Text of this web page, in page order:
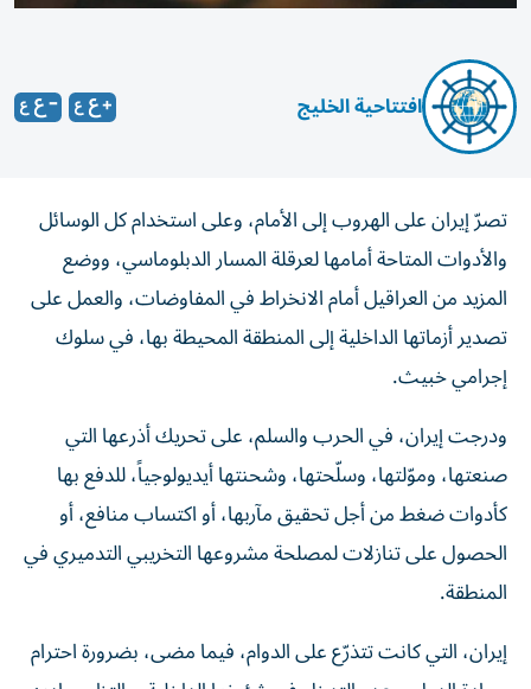
افتتاحية الخليج
تصرّ إيران على الهروب إلى الأمام، وعلى استخدام كل الوسائل
والأدوات المتاحة أمامها لعرقلة المسار الدبلوماسي، ووضع
المزيد من العراقيل أمام الانخراط في المفاوضات، والعمل على
تصدير أزماتها الداخلية إلى المنطقة المحيطة بها، في سلوك
إجرامي خبيث.
ودرجت إيران، في الحرب والسلم، على تحريك أذرعها التي
صنعتها، وموّلتها، وسلّحتها، وشحنتها أيديولوجياً، للدفع بها
كأدوات ضغط من أجل تحقيق مآربها، أو اكتساب منافع، أو
الحصول على تنازلات لمصلحة مشروعها التخريبي التدميري في
المنطقة.
إيران، التي كانت تتذرّع على الدوام، فيما مضى، بضرورة احترام